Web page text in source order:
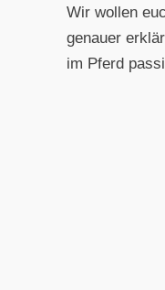
Wir wollen
genauer
im Pferd